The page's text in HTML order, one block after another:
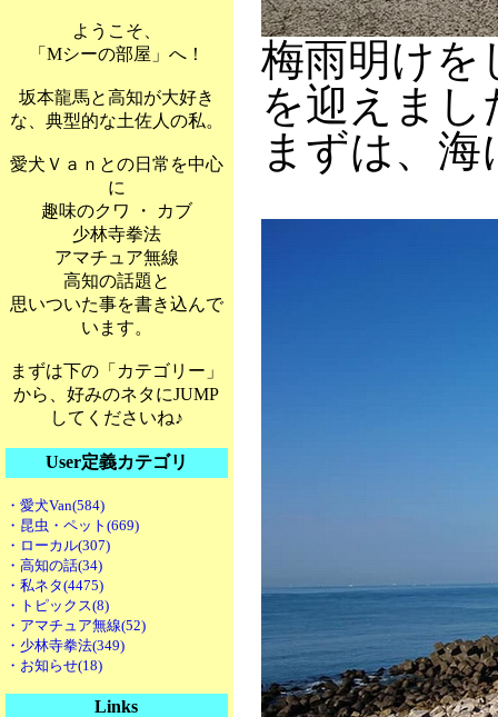
ようこそ、
「Mシーの部屋」へ！
坂本龍馬と高知が大好き
な、典型的な土佐人の私。
愛犬Ｖａｎとの日常を中心
に
趣味のクワ ・ カブ
少林寺拳法
アマチュア無線
高知の話題と
思いついた事を書き込んで
います。
まずは下の「カテゴリー」
から、好みのネタにJUMP
してくださいね♪
User定義カテゴリ
・愛犬Van(584)
・昆虫・ペット(669)
・ローカル(307)
・高知の話(34)
・私ネタ(4475)
・トピックス(8)
・アマチュア無線(52)
・少林寺拳法(349)
・お知らせ(18)
Links
梅雨明けを
を迎えまし
まずは、